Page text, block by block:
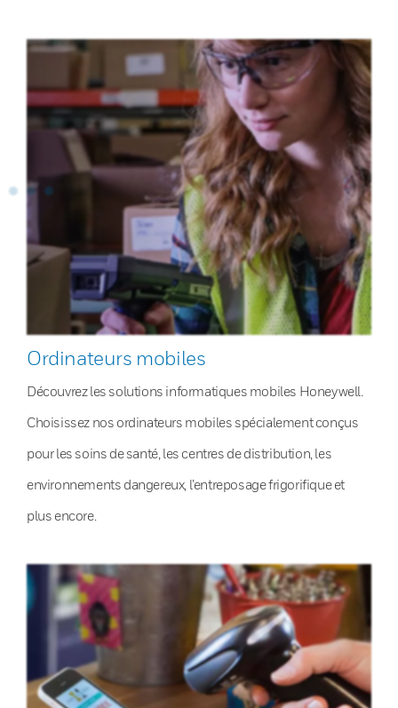
Ordinateurs mobiles
Découvrez les solutions informatiques mobiles Honeywell.
Choisissez nos ordinateurs mobiles spécialement conçus
pour les soins de santé, les centres de distribution, les
environnements dangereux, l’entreposage frigorifique et
plus encore.